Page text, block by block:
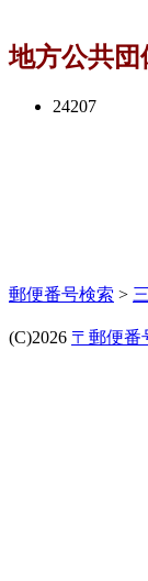
地方公共団
24207
郵便番号検索 >
(C)2026 〒郵便番